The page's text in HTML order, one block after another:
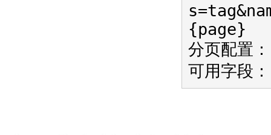
{page}
分页配置：
可用字段